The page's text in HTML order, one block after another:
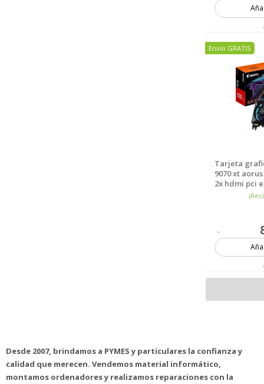
Tarjeta
9070 xt
2x hdmi pci
Envío GRATIS
Desde 2007, brindamos a PYMES y particulares la confianza y
calidad que merecen. Vendemos material informático,
montamos ordenadores y realizamos reparaciones con la